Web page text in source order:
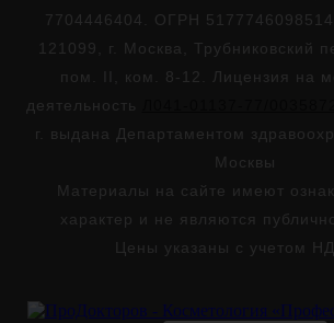
7704446404. ОГРН
121099, г. Москва, Трубниковский
пом. II, ком. 8-12. Лицензия на
деятельность
г. выдана Департаментом
Москвы
Материалы на сайте имеют
характер и не являются
Цены указаны с учетом